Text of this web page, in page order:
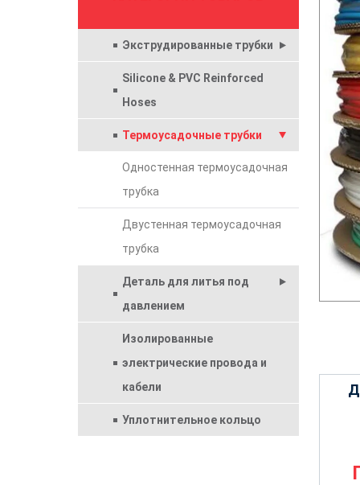
Экструдированные трубки
Silicone & PVC Reinforced
Hoses
Термоусадочные трубки
Одностенная термоусадочная
трубка
Двустенная термоусадочная
трубка
Деталь для литья под
давлением
Изолированные
электрические провода и
кабели
Уплотнительное кольцо